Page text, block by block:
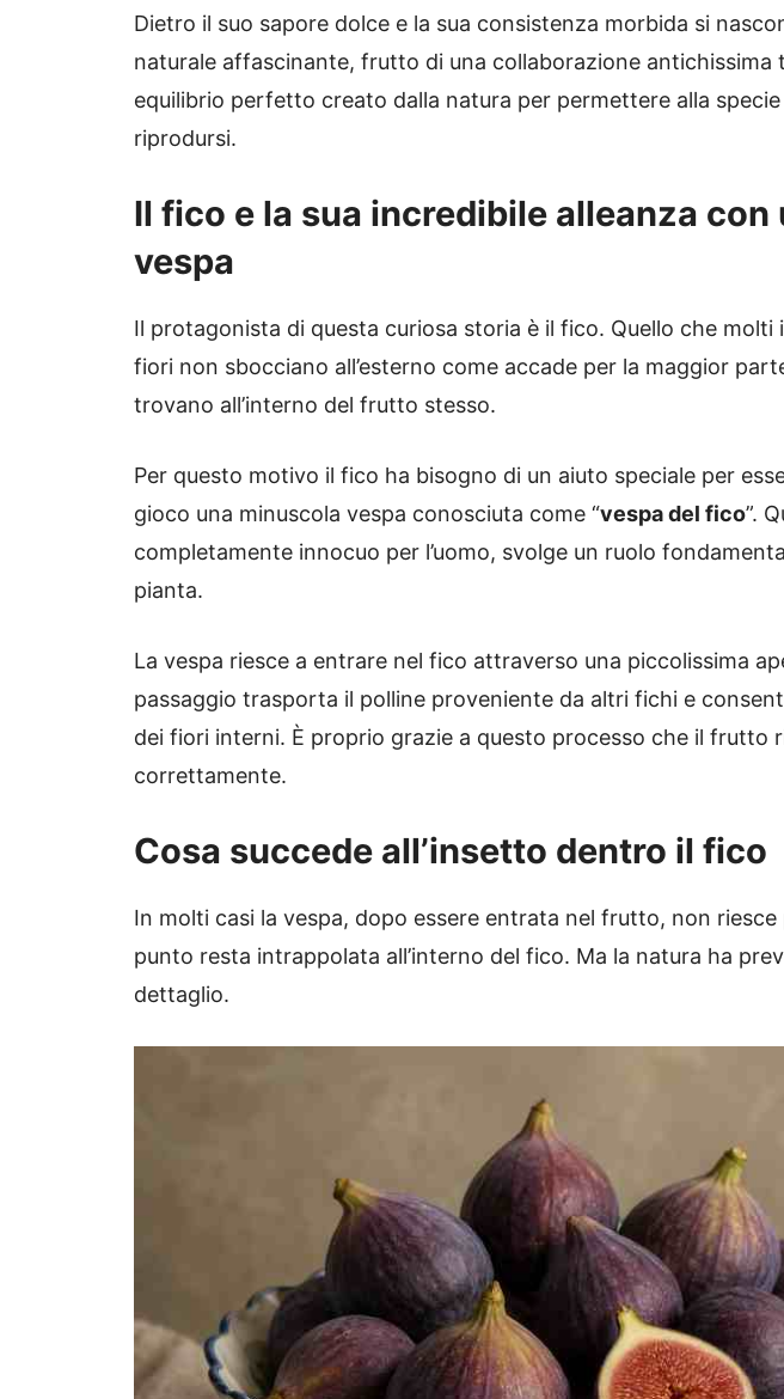
Dietro il suo sapore dolce e la sua consistenza morbida si
naturale affascinante, frutto di una collaborazione antichissima
equilibrio perfetto creato dalla natura per permettere alla
riprodursi.
Il fico e la sua incredibile alleanza con
vespa
Il protagonista di questa curiosa storia è il fico. Quello che molti
fiori non sbocciano all’esterno come accade per la maggior
trovano all’interno del frutto stesso.
Per questo motivo il fico ha bisogno di un aiuto speciale per
gioco una minuscola vespa conosciuta come “vespa del fico”.
completamente innocuo per l’uomo, svolge un ruolo
pianta.
La vespa riesce a entrare nel fico attraverso una piccolissima
passaggio trasporta il polline proveniente da altri fichi e
dei fiori interni. È proprio grazie a questo processo che il frutto
correttamente.
Cosa succede all’insetto dentro il fico
In molti casi la vespa, dopo essere entrata nel frutto, non riesce
punto resta intrappolata all’interno del fico. Ma la natura ha
dettaglio.